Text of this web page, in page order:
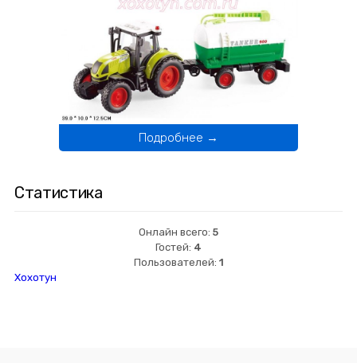
Подробнее →
Статистика
Онлайн всего: 5
Гостей: 4
Пользователей: 1
Хохотун